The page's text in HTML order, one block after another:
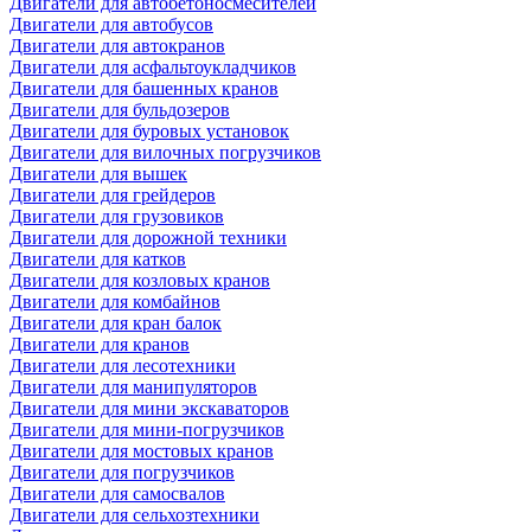
Двигатели для автобусов
Двигатели для автокранов
Двигатели для асфальтоукладчиков
Двигатели для башенных кранов
Двигатели для бульдозеров
Двигатели для буровых установок
Двигатели для вилочных погрузчиков
Двигатели для вышек
Двигатели для грейдеров
Двигатели для грузовиков
Двигатели для дорожной техники
Двигатели для катков
Двигатели для козловых кранов
Двигатели для комбайнов
Двигатели для кран балок
Двигатели для кранов
Двигатели для лесотехники
Двигатели для манипуляторов
Двигатели для мини экскаваторов
Двигатели для мини-погрузчиков
Двигатели для мостовых кранов
Двигатели для погрузчиков
Двигатели для самосвалов
Двигатели для сельхозтехники